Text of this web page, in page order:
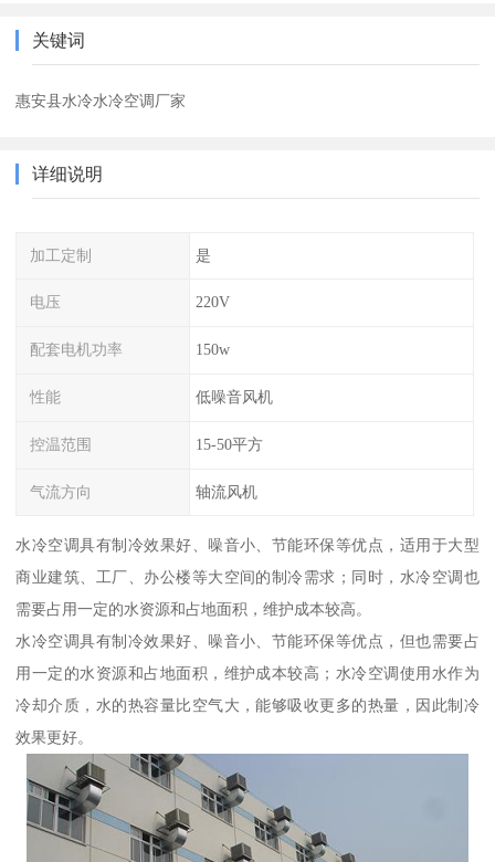
关键词
惠安县水冷水冷空调厂家
详细说明
加工定制 是
电压 220V
配套电机功率 150w
性能 低噪音风机
控温范围 15-50平方
气流方向 轴流风机
水冷空调具有制冷效果好、噪音小、节能环保等优点，适用于大型
商业建筑、工厂、办公楼等大空间的制冷需求；同时，水冷空调也
需要占用一定的水资源和占地面积，维护成本较高。
水冷空调具有制冷效果好、噪音小、节能环保等优点，但也需要占
用一定的水资源和占地面积，维护成本较高；水冷空调使用水作为
冷却介质，水的热容量比空气大，能够吸收更多的热量，因此制冷
效果更好。